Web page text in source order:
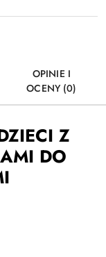
OPINIE I
OCENY (0)
Z
DO